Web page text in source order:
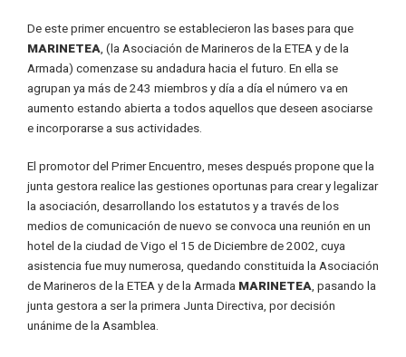
De este primer encuentro se establecieron las bases para que
MARINETEA , (la Asociación de Marineros de la ETEA y de la
Armada) comenzase su andadura hacia el futuro. En ella se
agrupan ya más de 243 miembros y día a día el número va en
aumento estando abierta a todos aquellos que deseen asociarse
e incorporarse a sus actividades.
El promotor del Primer Encuentro, meses después propone que la
junta gestora realice las gestiones oportunas para crear y legalizar
la asociación, desarrollando los estatutos y a través de los
medios de comunicación de nuevo se convoca una reunión en un
hotel de la ciudad de Vigo el 15 de Diciembre de 2002, cuya
asistencia fue muy numerosa, quedando constituida la Asociación
de Marineros de la ETEA y de la Armada MARINETEA , pasando la
junta gestora a ser la primera Junta Directiva, por decisión
unánime de la Asamblea.